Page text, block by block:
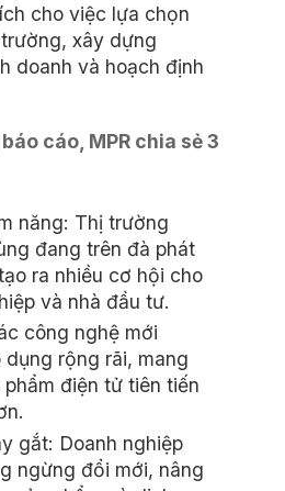
cho việc lựa chọn
xây dựng
doanh và hoạch định
cáo, MPR chia sẻ 3
năng: Thị trường
đang trên đà phát
ra nhiều cơ hội cho
và nhà đầu tư.
công nghệ mới
rộng rãi, mang
phẩm điện tử tiên tiến
gắt: Doanh nghiệp
ngừng đổi mới, nâng